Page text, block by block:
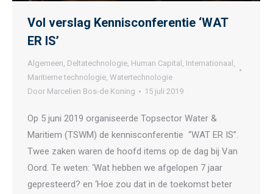
Vol verslag Kennisconferentie ‘WAT
ER IS’
Algemeen, Deltatechnologie, Human Capital , Internationaal ,
Maritieme technologie, Watertechnologie
Door Marcelien Bos-de Koning 15 juli 2019
Op 5 juni 2019 organiseerde Topsector Water &
Maritiem (TSWM) de kennisconferentie “WAT ER IS”.
Twee zaken waren de hoofd items op de dag bij Van
Oord. Te weten: ‘Wat hebben we afgelopen 7 jaar
gepresteerd? en ‘Hoe zou dat in de toekomst beter